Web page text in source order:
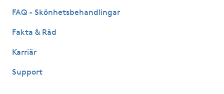
Hårbottenbehandling
Hårförlängning
FAQ - Skönhetsbehandlingar
Fakta & Råd
Karriär
Support